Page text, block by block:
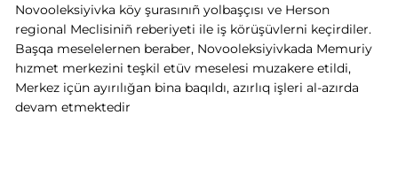
Novooleksiyivka köy şurasınıñ yolbaşçısı ve Herson
regional Meclisiniñ reberiyeti ile iş körüşüvlerni keçirdiler.
Başqa meselelernen beraber, Novooleksiyivkada Memuriy
hızmet merkezini teşkil etüv meselesi muzakere etildi,
Merkez içün ayırılığan bina baqıldı, azırlıq işleri al-azırda
devam etmektedir